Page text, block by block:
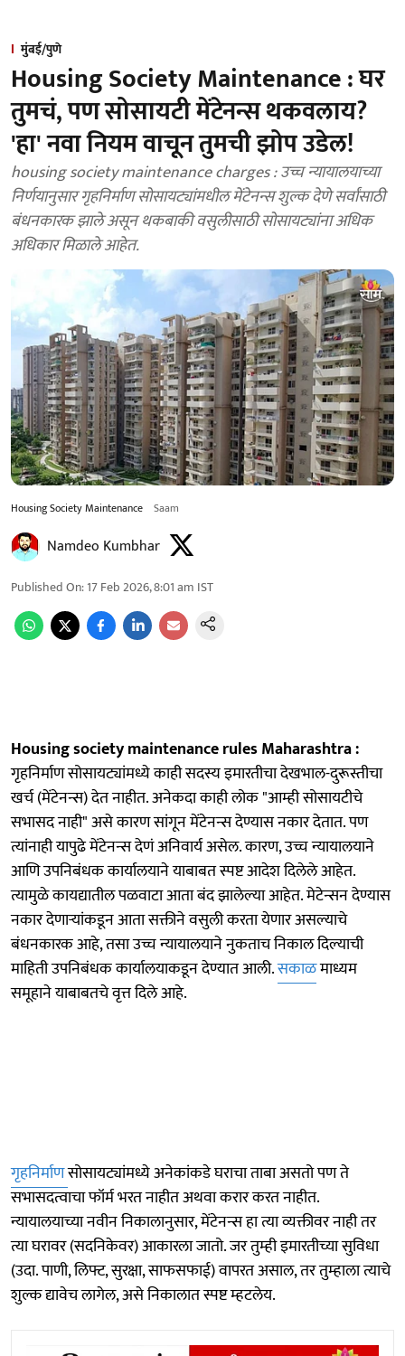
मुंबई/पुणे
Housing Society Maintenance : घर
तुमचं, पण सोसायटी मेंटेनन्स थकवलाय?
'हा' नवा नियम वाचून तुमची झोप उडेल!
housing society maintenance charges : उच्च न्यायालयाच्या
निर्णयानुसार गृहनिर्माण सोसायट्यांमधील मेंटेनन्स शुल्क देणे सर्वांसाठी
बंधनकारक झाले असून थकबाकी वसुलीसाठी सोसायट्यांना अधिक
अधिकार मिळाले आहेत.
Housing Society Maintenance Saam
Namdeo Kumbhar
Published On:17 Feb 2026, 8:01 am IST
Housing society maintenance rules Maharashtra :
गृहनिर्माण सोसायट्यांमध्ये काही सदस्य इमारतीचा देखभाल-दुरूस्तीचा
खर्च (मेंटेनन्स) देत नाहीत. अनेकदा काही लोक "आम्ही सोसायटीचे
सभासद नाही" असे कारण सांगून मेंटेनन्स देण्यास नकार देतात. पण
त्यांनाही यापुढे मेंटेनन्स देणं अनिवार्य असेल. कारण, उच्च न्यायालयाने
आणि उपनिबंधक कार्यालयाने याबाबत स्पष्ट आदेश दिलेले आहेत.
त्यामुळे कायद्यातील पळवाटा आता बंद झालेल्या आहेत. मेटेन्सन देण्यास
नकार देणाऱ्यांकडून आता सक्तीने वसुली करता येणार असल्याचे
बंधनकारक आहे, तसा उच्च न्यायालयाने नुकताच निकाल दिल्याची
माहिती उपनिबंधक कार्यालयाकडून देण्यात आली.सकाळमाध्यम
समूहाने याबाबतचे वृत्त दिले आहे.
गृहनिर्माणसोसायट्यांमध्ये अनेकांकडे घराचा ताबा असतो पण ते
सभासदत्वाचा फॉर्म भरत नाहीत अथवा करार करत नाहीत.
न्यायालयाच्या नवीन निकालानुसार, मेंटेनन्स हा त्या व्यक्तीवर नाही तर
त्या घरावर (सदनिकेवर) आकारला जातो. जर तुम्ही इमारतीच्या सुविधा
(उदा. पाणी, लिफ्ट, सुरक्षा, साफसफाई) वापरत असाल, तर तुम्हाला त्याचे
शुल्क द्यावेच लागेल, असे निकालात स्पष्ट म्हटलेय.